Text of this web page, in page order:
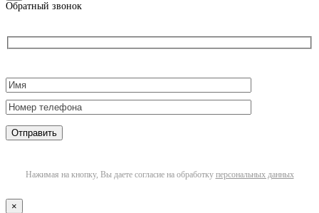
Обратный звонок
Нажимая на кнопку, Вы даете согласие на обработку персональных данных
×